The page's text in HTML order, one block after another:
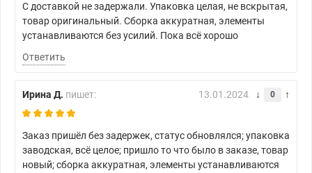
С доставкой не задержали. Упаковка целая, не вскрытая,
товар оригинальный. Сборка аккуратная, элементы
устанавливаются без усилий. Пока всё хорошо
Ответить
Ирина Д. пишет: 13.01.2024 0
Заказ пришёл без задержек, статус обновлялся; упаковка
заводская, всё целое; пришло то что было в заказе, товар
новый; сборка аккуратная, элементы устанавливаются